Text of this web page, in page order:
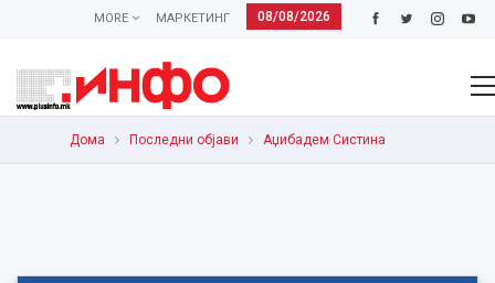
08/08/2026
МАРКЕТИНГ
MORE
Дома Последни објави Аџибадем Систина